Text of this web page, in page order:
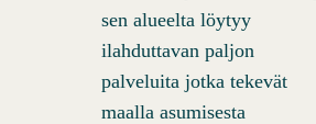
sen alueelta löytyy
ilahduttavan paljon
palveluita jotka tekevät
maalla asumisesta